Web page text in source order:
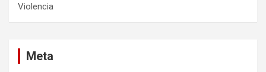
Violencia
Meta